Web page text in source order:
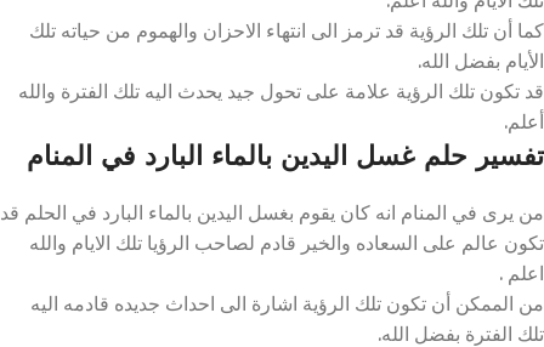
كما أن تلك الرؤية قد ترمز الى انتهاء الاحزان والهموم من حياته تلك
الأيام بفضل الله.
قد تكون تلك الرؤية علامة على تحول جيد يحدث اليه تلك الفترة والله
أعلم.
تفسير حلم غسل اليدين بالماء البارد في المنام
من يرى في المنام انه كان يقوم بغسل اليدين بالماء البارد في الحلم قد
تكون عالم على السعاده والخير قادم لصاحب الرؤيا تلك الايام والله
اعلم .
من الممكن أن تكون تلك الرؤية اشارة الى احداث جديده قادمه اليه
تلك الفترة بفضل الله.